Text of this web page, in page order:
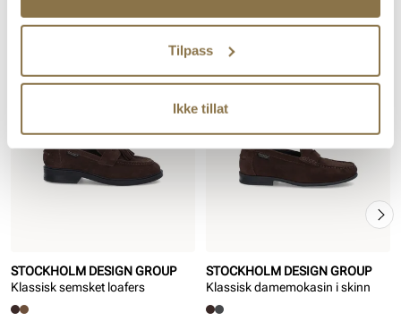
Tilpass
Ikke tillat
Lignende produkter
STOCKHOLM DESIGN GROUP
Klassisk semsket loafers
STOCKHOLM DESIGN GROUP
Klassisk damemokasin i skinn